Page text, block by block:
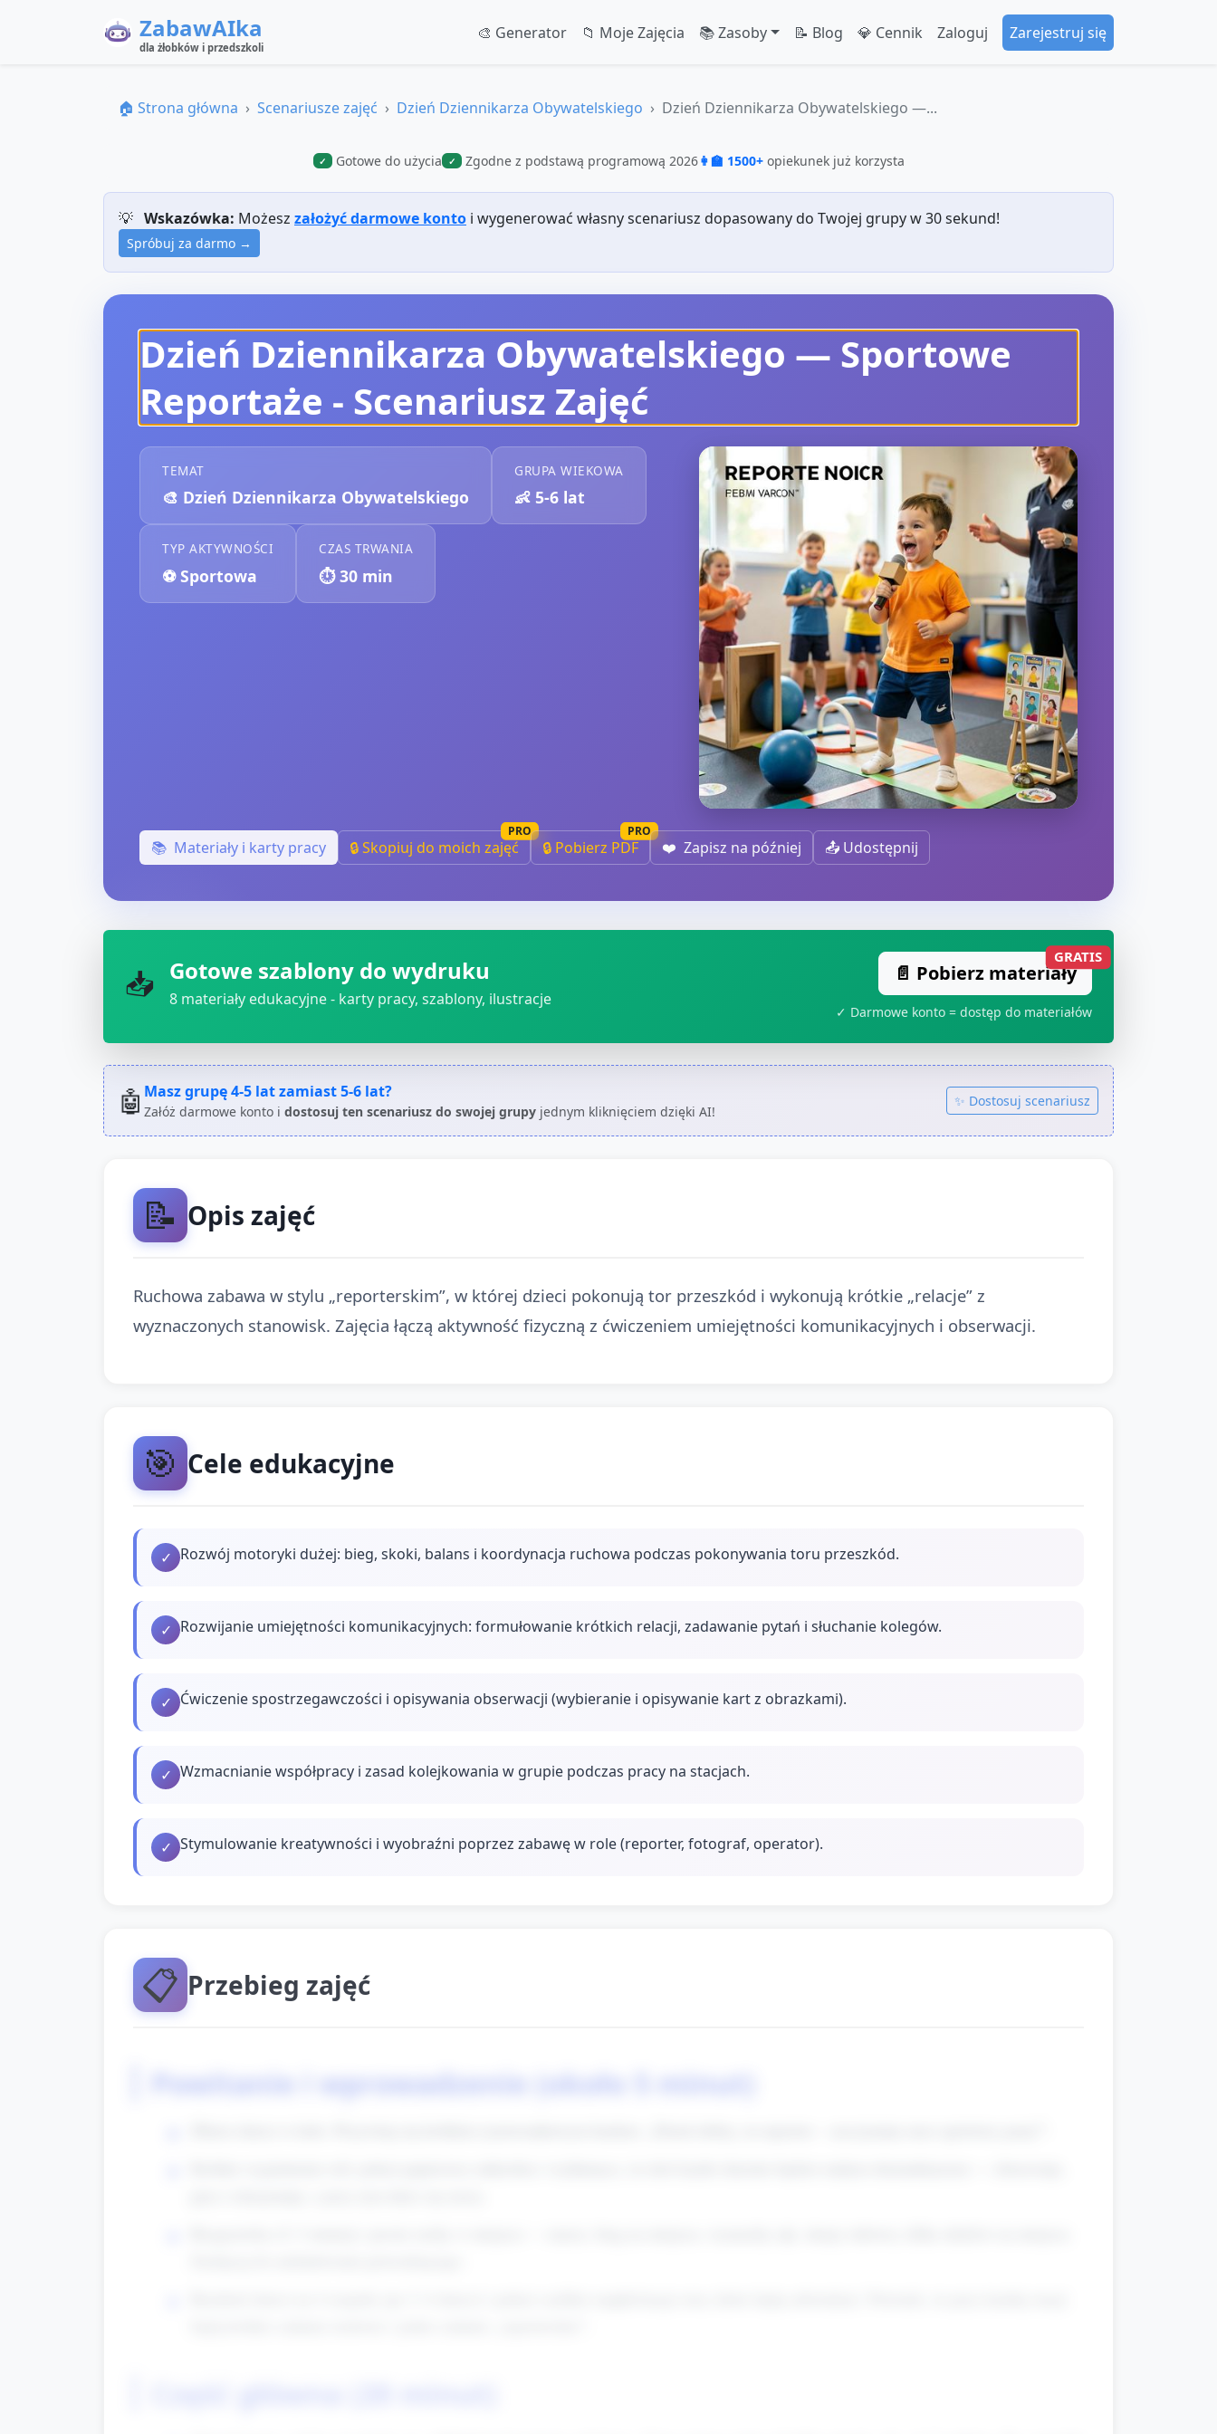
ZabawAIka
dla żłobków i przedszkoli
🎨 Generator 📁 Moje Zajęcia 📚 Zasoby 📝 Blog 💎 Cennik Zaloguj Zarejestruj się
🏠 Strona główna Scenariusze zajęć Dzień Dziennikarza Obywatelskiego Dzień Dziennikarza Obywatelskiego —...
✓ Gotowe do użycia ✓ Zgodne z podstawą programową 2026👩‍🏫 1500+ opiekunek już korzysta
💡 Wskazówka: Możesz założyć darmowe konto i wygenerować własny scenariusz dopasowany do Twojej grupy w 30 sekund!
Spróbuj za darmo →
Dzień Dziennikarza Obywatelskiego — Sportowe
Reportaże - Scenariusz Zajęć
TEMAT
🎨 Dzień Dziennikarza Obywatelskiego
GRUPA WIEKOWA
👶 5-6 lat
TYP AKTYWNOŚCI
⚽ Sportowa
CZAS TRWANIA
⏱️30 min
📚 Materiały i karty pracy 🔒 Skopiuj do moich zajęć
PRO
🔒 Pobierz PDF
PRO
❤️ Zapisz na później 📤 Udostępnij
📥 Gotowe szablony do wydruku
8 materiały edukacyjne - karty pracy, szablony, ilustracje
📄 Pobierz materiały
GRATIS
✓ Darmowe konto = dostęp do materiałów
🤖Masz grupę4-5 latzamiast5-6 lat?
Załóż darmowe konto i dostosuj ten scenariusz do swojej grupy jednym kliknięciem dzięki AI!
✨ Dostosuj scenariusz
📝 Opis zajęć
Ruchowa zabawa w stylu „reporterskim”, w której dzieci pokonują tor przeszkód i wykonują krótkie „relacje” z
wyznaczonych stanowisk. Zajęcia łączą aktywność fizyczną z ćwiczeniem umiejętności komunikacyjnych i obserwacji.
🎯 Cele edukacyjne
✓ Rozwój motoryki dużej: bieg, skoki, balans i koordynacja ruchowa podczas pokonywania toru przeszkód.
✓ Rozwijanie umiejętności komunikacyjnych: formułowanie krótkich relacji, zadawanie pytań i słuchanie kolegów.
✓ Ćwiczenie spostrzegawczości i opisywania obserwacji (wybieranie i opisywanie kart z obrazkami).
✓ Wzmacnianie współpracy i zasad kolejkowania w grupie podczas pracy na stacjach.
✓ Stymulowanie kreatywności i wyobraźni poprzez zabawę w role (reporter, fotograf, operator).
📋 Przebieg zajęć
Powitanie i wprowadzenie (około 5 minut)